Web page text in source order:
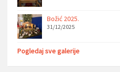
Božić 2025.
31/12/2025
Pogledaj sve galerije